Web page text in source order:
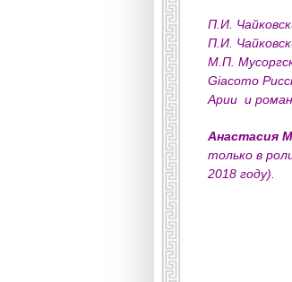
П.И.
П.И.
М.П.
Giacomo
Арии и
Анастасия
только в
2018 году).